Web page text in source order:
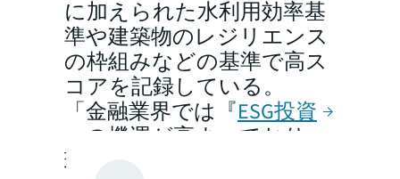
に加えられた水利用効率基
準や建築物のレジリエンス
の枠組みなどの基準で高ス
コアを記録している。
「金融業界では『ESG投資
』の機運が高まっており、
環境配慮が投資パフォーマ